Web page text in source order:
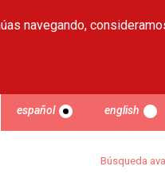
navegando,
español english
Búsqueda